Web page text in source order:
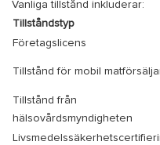
Vanliga tillstånd inkluderar:
Tillståndstyp
Företagslicens
Tillstånd för mobil
Tillstånd från
hälsovårdsmyndigheten